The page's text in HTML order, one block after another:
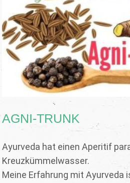
AGNI-TRUNK
Ayurveda hat einen Aperitif
Kreuzkümmelwasser.
Meine Erfahrung mit Ayurveda